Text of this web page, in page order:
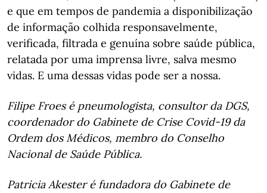
e que em tempos de pandemia a disponibilização
de informação colhida responsavelmente,
verificada, filtrada e genuína sobre saúde pública,
relatada por uma imprensa livre, salva mesmo
vidas. E uma dessas vidas pode ser a nossa.
FilipeFroes é pneumologista, consultor da DGS,
coordenador do Gabinete de Crise Covid-19 da
Ordem dos Médicos, membro do Conselho
Nacional de Saúde Pública.
Patricia Akester é fundadora do Gabinete de